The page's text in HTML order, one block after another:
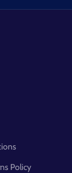
Policy